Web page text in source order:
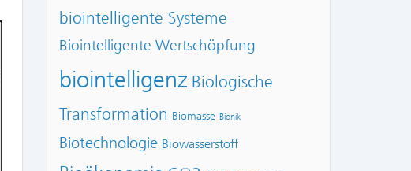
biointelligente Systeme
Biointelligente Wertschöpfung
biointelligenz Biologische
Transformation Biomasse Bionik
Biotechnologie Biowasserstoff